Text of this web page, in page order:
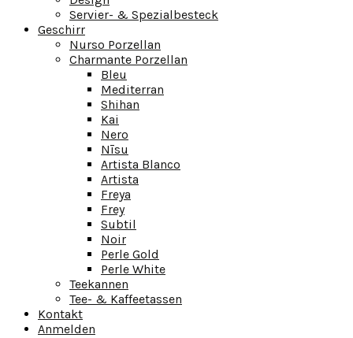
Servier- & Spezialbesteck
Geschirr
Nurso Porzellan
Charmante Porzellan
Bleu
Mediterran
Shihan
Kai
Nero
Nīsu
Artista Blanco
Artista
Freya
Frey
Subtil
Noir
Perle Gold
Perle White
Teekannen
Tee- & Kaffeetassen
Kontakt
Anmelden